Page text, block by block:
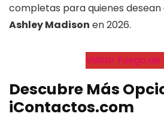
completas para quienes
Ashley Madison en 2026.
Visitar Fuego de
Descubre Más
iContactos.com